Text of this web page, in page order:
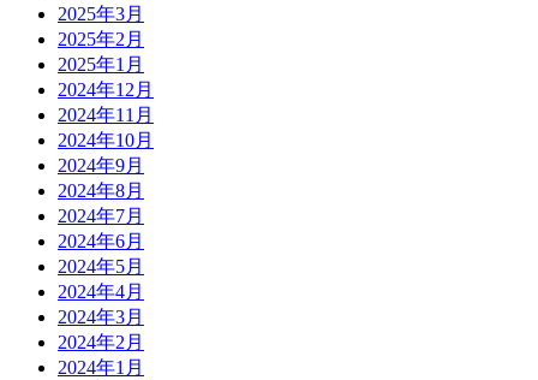
2025年3月
2025年2月
2025年1月
2024年12月
2024年11月
2024年10月
2024年9月
2024年8月
2024年7月
2024年6月
2024年5月
2024年4月
2024年3月
2024年2月
2024年1月